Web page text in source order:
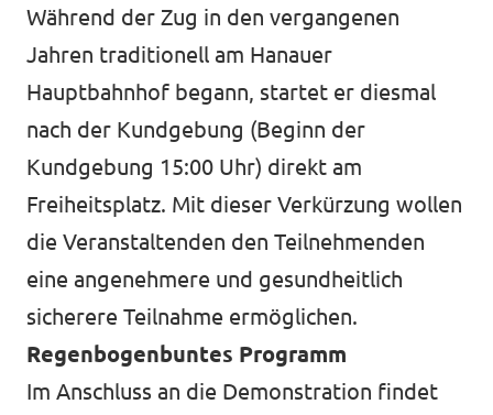
Transparenz
Datenschutz
Impressum
Kontakt
Während der Zug in den vergangenen
Jahren traditionell am Hanauer
Hauptbahnhof begann, startet er diesmal
nach der Kundgebung (Beginn der
Kundgebung 15:00 Uhr) direkt am
Freiheitsplatz. Mit dieser Verkürzung wollen
die Veranstaltenden den Teilnehmenden
eine angenehmere und gesundheitlich
sicherere Teilnahme ermöglichen.
Regenbogenbuntes Programm
Im Anschluss an die Demonstration findet